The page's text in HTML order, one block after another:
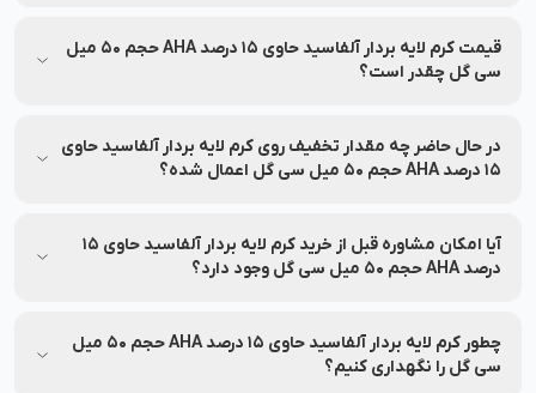
میل سی گل از نظر کاربران 4.0 از 5 بوده و بر اساس 1 نظر ثبت شده
است.
قیمت کرم لایه بردار آلفاسید حاوی 15 درصد AHA حجم 50 میل
سی گل چقدر است؟
مشاهده‌ی آخرین قیمت و تخفیف‌های قابل استفاده، به اطلاعات
بالای صفحه مراجعه کنید.
در حال حاضر چه مقدار تخفیف روی کرم لایه بردار آلفاسید حاوی
15 درصد AHA حجم 50 میل سی گل اعمال شده؟
درج شده و ممکن است تغییر کند. برای اطلاع از میزان تخفیف، لطفاً
به بخش مشخصات محصول مراجعه کنید.
آیا امکان مشاوره قبل از خرید کرم لایه بردار آلفاسید حاوی 15
درصد AHA حجم 50 میل سی گل وجود دارد؟
نشاط رخ ارائه می‌شود.
چطور کرم لایه بردار آلفاسید حاوی 15 درصد AHA حجم 50 میل
سی گل را نگهداری کنیم؟